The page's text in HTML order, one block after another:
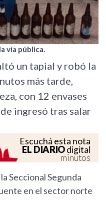
vía pública.
un tapial y robó la
más tarde,
con 12 envases
ingresó tras salar
Escuchá esta nota
EL DIARIOdigital
minutos
Seccional Segunda
en el sector norte